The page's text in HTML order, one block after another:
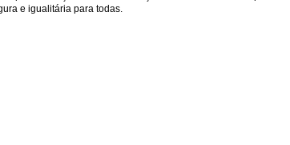
e igualitária para todas.